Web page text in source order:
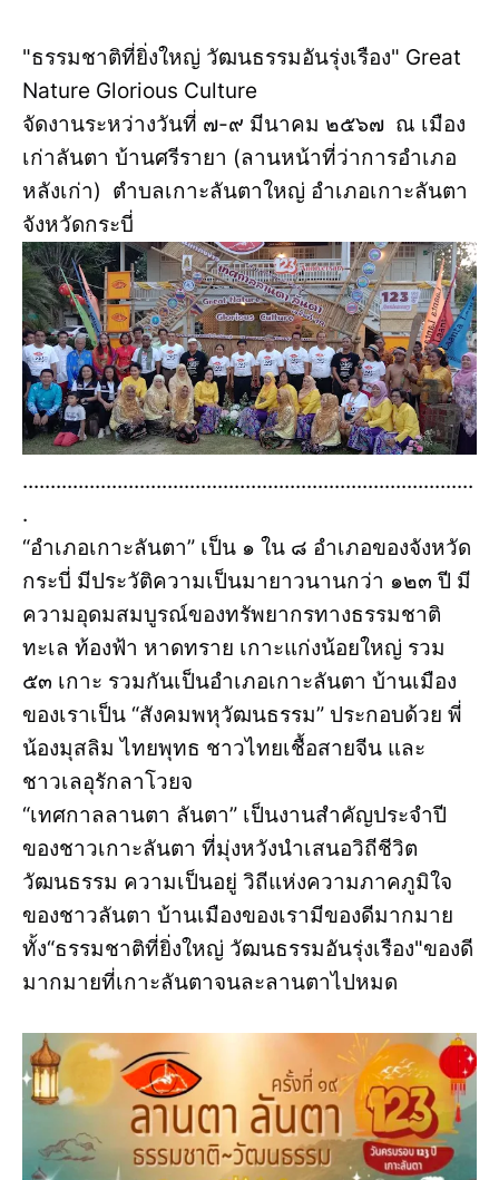
"ธรรมชาติที่ยิ่งใหญ่ วัฒนธรรมอันรุ่งเรือง" Great
Nature Glorious Culture
จัดงานระหว่างวันที่ ๗-๙ มีนาคม ๒๕๖๗ ณ เมือง
เก่าลันตา บ้านศรีรายา (ลานหน้าที่ว่าการอำเภอ
หลังเก่า) ตำบลเกาะลันตาใหญ่ อำเภอเกาะลันตา
จังหวัดกระบี่
.................................................................................
.
“อำเภอเกาะลันตา” เป็น ๑ ใน ๘ อำเภอของจังหวัด
กระบี่ มีประวัติความเป็นมายาวนานกว่า ๑๒๓ ปี มี
ความอุดมสมบูรณ์ของทรัพยากรทางธรรมชาติ
ทะเล ท้องฟ้า หาดทราย เกาะแก่งน้อยใหญ่ รวม
๕๓ เกาะ รวมกันเป็นอำเภอเกาะลันตา บ้านเมือง
ของเราเป็น “สังคมพหุวัฒนธรรม” ประกอบด้วย พี่
น้องมุสลิม ไทยพุทธ ชาวไทยเชื้อสายจีน และ
ชาวเลอุรักลาโวยจ
“เทศกาลลานตา ลันตา” เป็นงานสำคัญประจำปี
ของชาวเกาะลันตา ที่มุ่งหวังนำเสนอวิถีชีวิต
วัฒนธรรม ความเป็นอยู่ วิถีแห่งความภาคภูมิใจ
ของชาวลันตา บ้านเมืองของเรามีของดีมากมาย
ทั้ง“ธรรมชาติที่ยิ่งใหญ่ วัฒนธรรมอันรุ่งเรือง"ของดี
มากมายที่เกาะลันตาจนละลานตาไปหมด